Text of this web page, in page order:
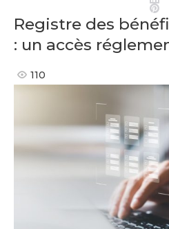
Registre des
: un accès
110